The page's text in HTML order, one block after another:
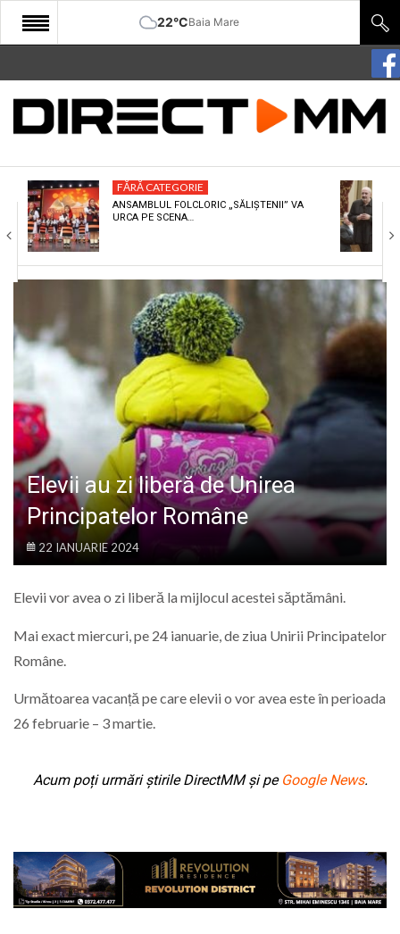
22°CBaia Mare
START
COMUNITATE
CULTURA
ECONOMIE
SANATATE
SPECIAL
POLITIC
LIFE
FĂRĂ CATEGORIE
ANSAMBLUL FOLCLORIC „SĂLIȘTENII” VA
URCA PE SCENA…
Elevii au zi liberă de Unirea
Principatelor Române
22 IANUARIE 2024
Elevii vor avea o zi liberă la mijlocul acestei săptămâni.
Mai exact miercuri, pe 24 ianuarie, de ziua Unirii Principatelor
Române.
Următoarea vacanță pe care elevii o vor avea este în perioada
26 februarie – 3 martie.
Acum poți urmări știrile DirectMM și pe Google News.